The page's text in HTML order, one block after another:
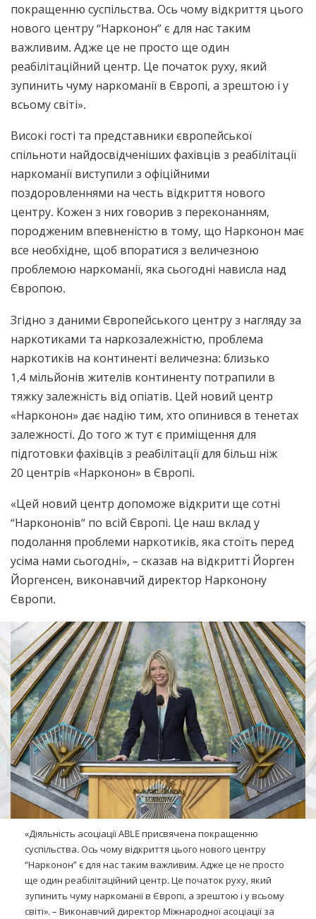
покращенню суспільства. Ось чому відкриття цього
нового центру “Нарконон” є для нас таким
важливим. Адже це не просто ще один
реабілітаційний центр. Це початок руху, який
зупинить чуму наркоманії в Європі, а зрештою і у
всьому світі».
Високі гості та представники європейської
спільноти найдосвідченіших фахівців з реабілітації
наркоманії виступили з офіційними
поздоровленнями на честь відкриття нового
центру. Кожен з них говорив з переконанням,
породженим впевненістю в тому, що Нарконон має
все необхідне, щоб впоратися з величезною
проблемою наркоманії, яка сьогодні нависла над
Європою.
Згідно з даними Європейського центру з нагляду за
наркотиками та наркозалежністю, проблема
наркотиків на континенті величезна: близько
1,4 мільйонів жителів континенту потрапили в
тяжку залежність від опіатів. Цей новий центр
«Нарконон» дає надію тим, хто опинився в тенетах
залежності. До того ж тут є приміщення для
підготовки фахівців з реабілітації для більш ніж
20 центрів «Нарконон» в Європі.
«Цей новий центр допоможе відкрити ще сотні
“Наркононів” по всій Європі. Це наш вклад у
подолання проблеми наркотиків, яка стоїть перед
усіма нами сьогодні», – сказав на відкритті Йорген
Йоргенсен, виконавчий директор Нарконону
Європи.
«Діяльність асоціації ABLE присвячена покращенню
суспільства. Ось чому відкриття цього нового центру
“Нарконон” є для нас таким важливим. Адже це не просто
ще один реабілітаційний центр. Це початок руху, який
зупинить чуму наркоманії в Європі, а зрештою і у всьому
світі».– Виконавчий директор Міжнародної асоціації за